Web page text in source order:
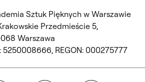
Sztuk Pięknych w Warszawie
Przedmieście 5,
Warszawa
5250008666, REGON: 000275777